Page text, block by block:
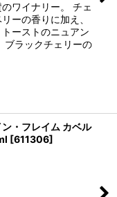
ワイナリー。 チェ
ーの香りに加え、
ーストのニュアン
ブラックチェリーの
ン・フレイム カベル
[611306]